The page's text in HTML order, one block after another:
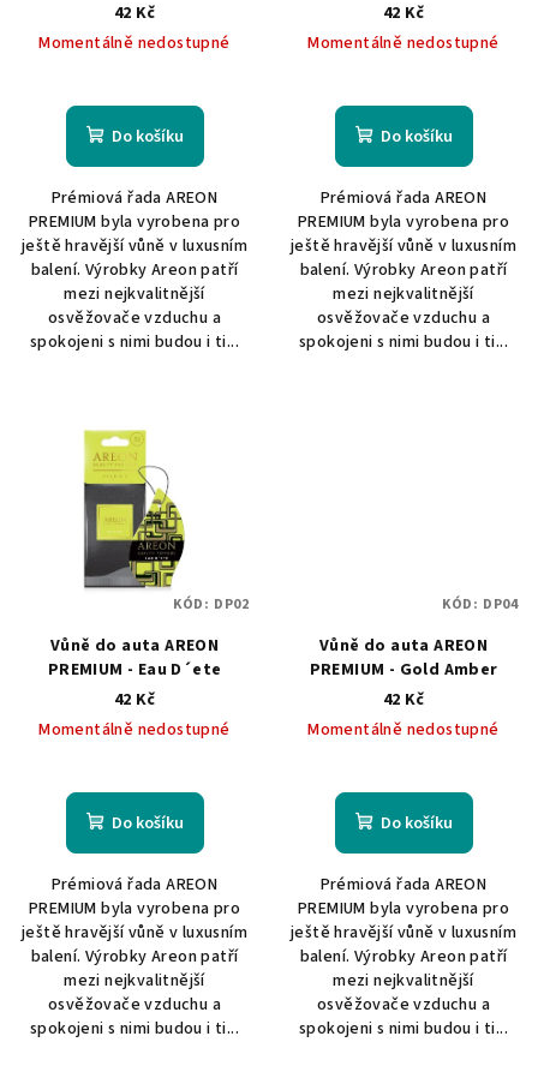
42 Kč
Momentálně nedostupné
Do košíku
Prémiová řada AREON
PREMIUM byla vyrobena pro
ještě hravější vůně v luxusním
balení. Výrobky Areon patří
mezi nejkvalitnější
osvěžovače vzduchu a
spokojeni s nimi budou i ti...
42 Kč
Momentálně nedostupné
Do košíku
Prémiová řada AREON
PREMIUM byla vyrobena pro
ještě hravější vůně v luxusním
balení. Výrobky Areon patří
mezi nejkvalitnější
osvěžovače vzduchu a
spokojeni s nimi budou i ti...
Vůně do auta AREON
PREMIUM - Eau D´ete
42 Kč
Momentálně nedostupné
Do košíku
Prémiová řada AREON
PREMIUM byla vyrobena pro
ještě hravější vůně v luxusním
balení. Výrobky Areon patří
mezi nejkvalitnější
osvěžovače vzduchu a
spokojeni s nimi budou i ti...
KÓD: DP02
Vůně do auta AREON
PREMIUM - Gold Amber
42 Kč
Momentálně nedostupné
Do košíku
Prémiová řada AREON
PREMIUM byla vyrobena pro
ještě hravější vůně v luxusním
balení. Výrobky Areon patří
mezi nejkvalitnější
osvěžovače vzduchu a
spokojeni s nimi budou i ti...
KÓD: DP04